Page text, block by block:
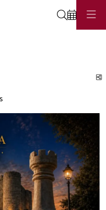
Cerca